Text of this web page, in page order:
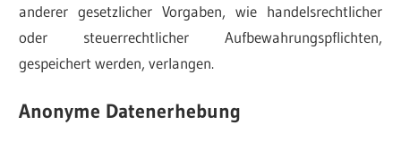
anderer gesetzlicher Vorgaben, wie handelsrechtlicher
oder steuerrechtlicher Aufbewahrungspflichten,
gespeichert werden, verlangen.
Anonyme Datenerhebung